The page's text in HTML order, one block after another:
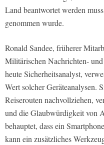
Land beantwortet werden
genommen wurde.
Ronald Sandee, früherer
Militärischen Nachrichten-
heute Sicherheitsanalyst,
Wert solcher Geräteanalysen.
Reiserouten nachvollziehen,
und die Glaubwürdigkeit von
behauptet, dass ein
kann ein zusätzliches